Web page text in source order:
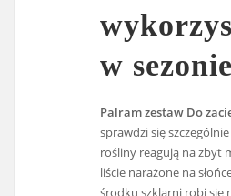
w sezonie
Palram zestaw Do
sprawdzi się
rośliny reagują na zbyt
liście narażone na
środku szklarni robi się